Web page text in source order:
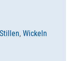
Stillen, Wickeln